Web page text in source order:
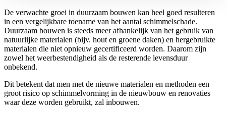
De verwachte groei in duurzaam bouwen kan heel goed resulteren
in een vergelijkbare toename van het aantal schimmelschade.
Duurzaam bouwen is steeds meer afhankelijk van het gebruik van
natuurlijke materialen (bijv. hout en groene daken) en hergebruikte
materialen die niet opnieuw gecertificeerd worden. Daarom zijn
zowel het weerbestendigheid als de resterende levensduur
onbekend.
Dit betekent dat men met de nieuwe materialen en methoden een
groot risico op schimmelvorming in de nieuwbouw en renovaties
waar deze worden gebruikt, zal inbouwen.